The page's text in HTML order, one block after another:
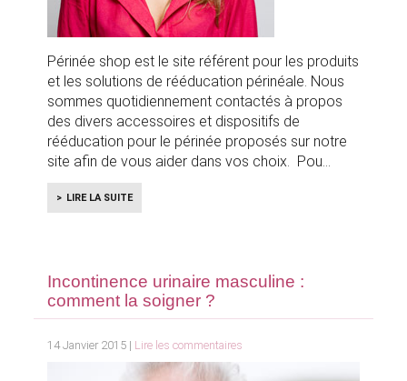
Périnée shop est le site référent pour les produits
et les solutions de rééducation périnéale. Nous
sommes quotidiennement contactés à propos
des divers accessoires et dispositifs de
rééducation pour le périnée proposés sur notre
site afin de vous aider dans vos choix. Pou
LIRE LA SUITE
Incontinence urinaire masculine :
comment la soigner ?
14 Janvier 2015 | Lire les commentaires